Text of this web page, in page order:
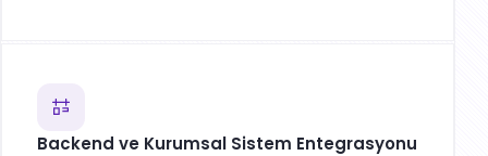
Backend ve Kurumsal Sistem Entegrasyonu